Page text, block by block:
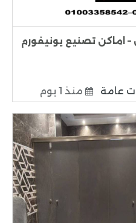
اماكن تصنيع يونيفورم
عامة منذ 1 يوم